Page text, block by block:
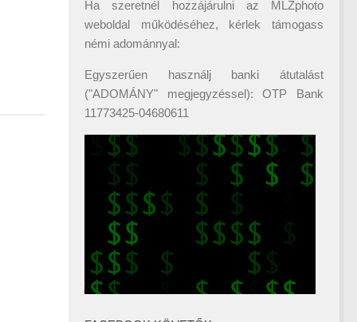
Ha szeretnél hozzájárulni az MLZphoto
weboldal működéséhez, kérlek támogass
némi adománnyal:
Egyszerűen használj banki átutalást
("ADOMÁNY" megjegyzéssel): OTP Bank
11773425-04680611